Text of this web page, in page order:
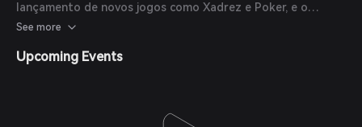
lançamento de novos jogos como Xadrez e Poker, e o
lançamento de uma segunda coleção de NFTs.
See more
Upcoming Events